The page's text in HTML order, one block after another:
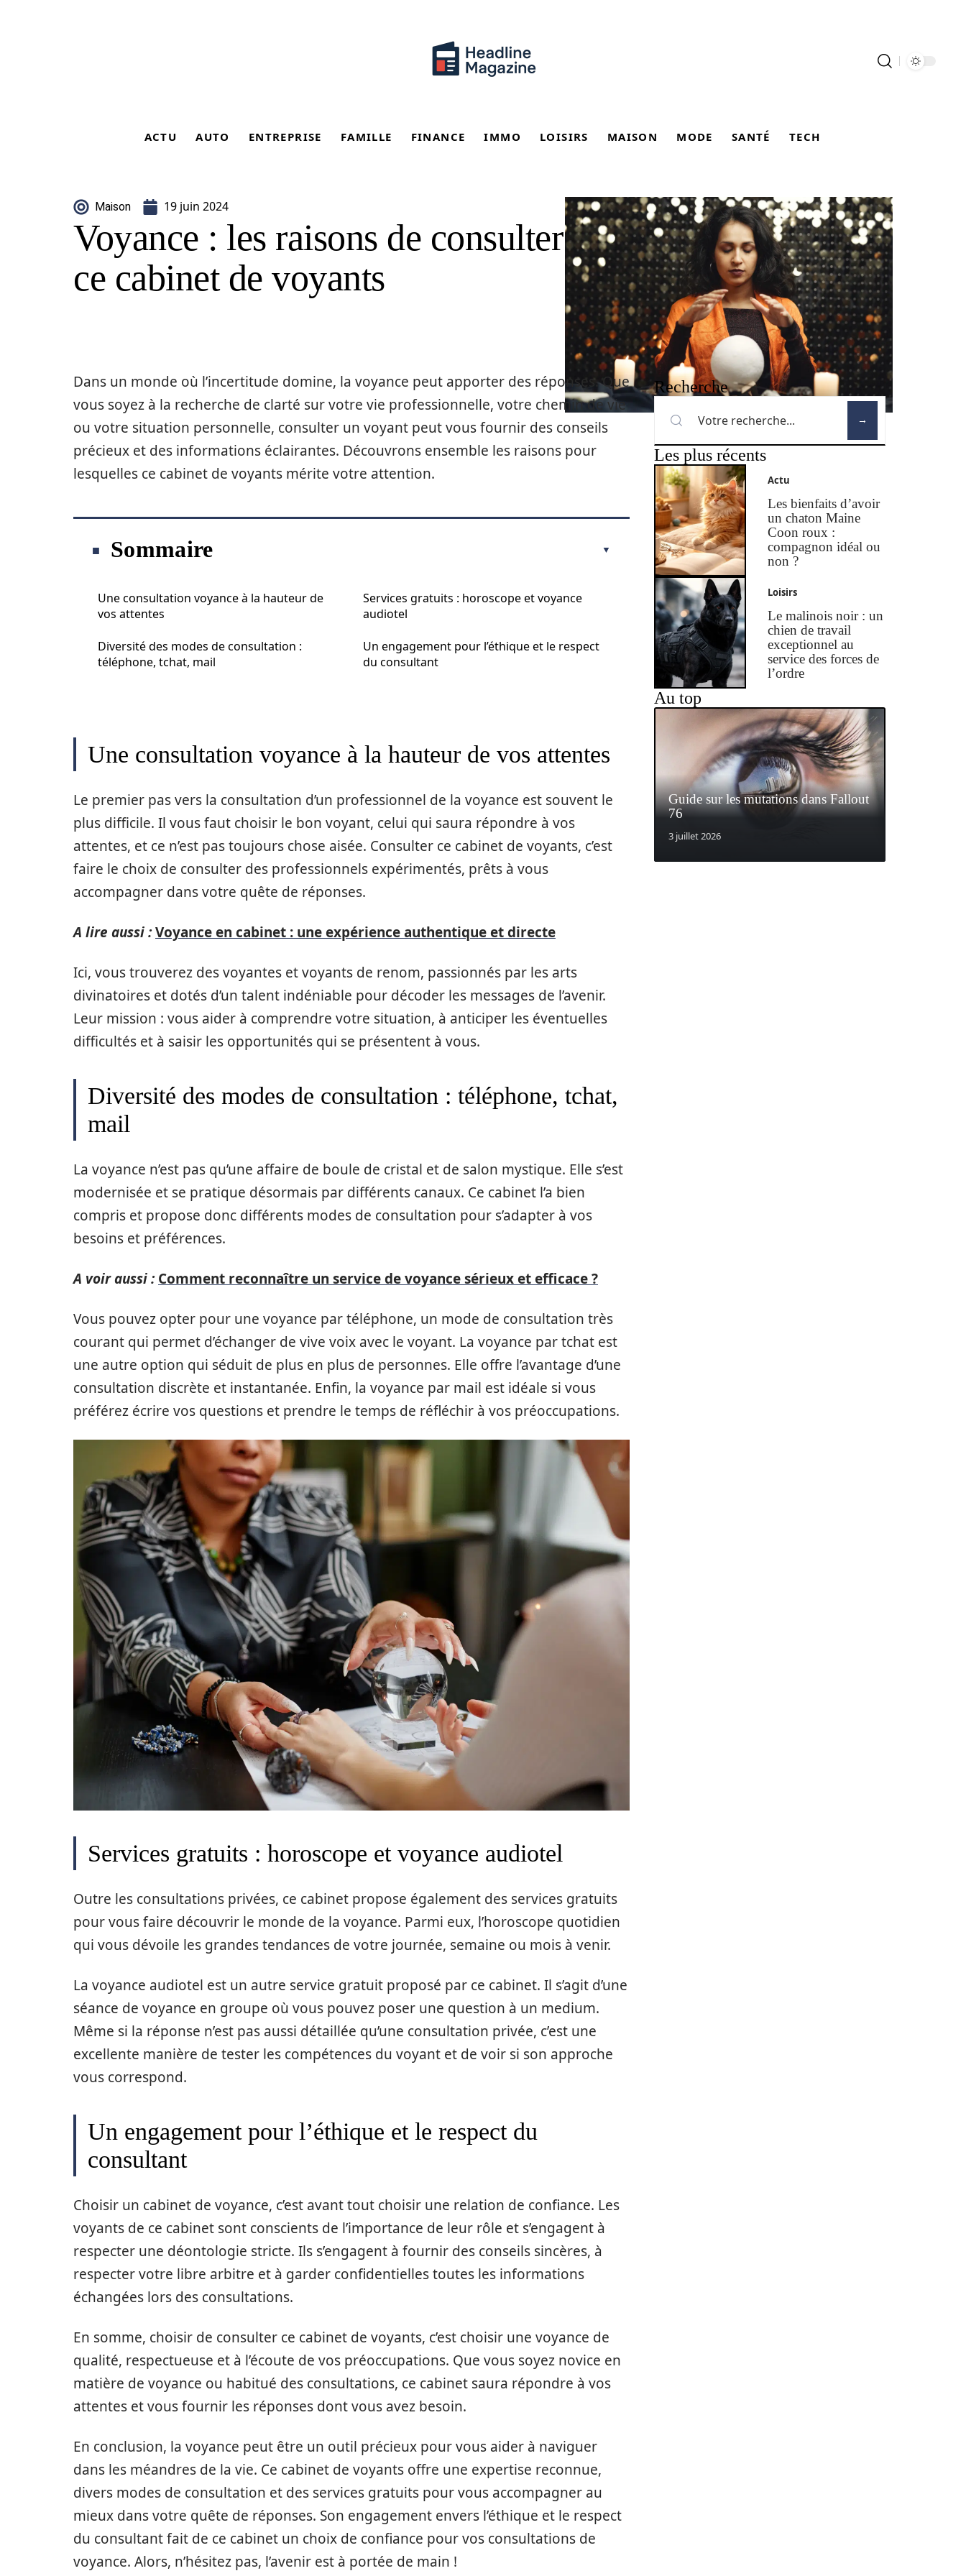
ACTU AUTO ENTREPRISE FAMILLE FINANCE IMMO LOISIRS MAISON MODE SANTÉ TECH
Maison 19 juin 2024
Voyance : les raisons de consulter
ce cabinet de voyants
Dans un monde où l’incertitude domine, la voyance peut apporter des réponses. Que
vous soyez à la recherche de clarté sur votre vie professionnelle, votre chemin de vie
ou votre situation personnelle, consulter un voyant peut vous fournir des conseils
précieux et des informations éclairantes. Découvrons ensemble les raisons pour
lesquelles ce cabinet de voyants mérite votre attention.
Sommaire
Une consultation voyance à la hauteur de
vos attentes
Diversité des modes de consultation :
téléphone, tchat, mail
Services gratuits : horoscope et voyance
audiotel
Un engagement pour l’éthique et le respect
du consultant
Une consultation voyance à la hauteur de vos attentes
Le premier pas vers la consultation d’un professionnel de la voyance est souvent le
plus difficile. Il vous faut choisir le bon voyant, celui qui saura répondre à vos
attentes, et ce n’est pas toujours chose aisée. Consulter ce cabinet de voyants, c’est
faire le choix de consulter des professionnels expérimentés, prêts à vous
accompagner dans votre quête de réponses.
A lire aussi :Voyance en cabinet : une expérience authentique et directe
Ici, vous trouverez des voyantes et voyants de renom, passionnés par les arts
divinatoires et dotés d’un talent indéniable pour décoder les messages de l’avenir.
Leur mission : vous aider à comprendre votre situation, à anticiper les éventuelles
difficultés et à saisir les opportunités qui se présentent à vous.
Diversité des modes de consultation : téléphone, tchat,
mail
La voyance n’est pas qu’une affaire de boule de cristal et de salon mystique. Elle s’est
modernisée et se pratique désormais par différents canaux. Ce cabinet l’a bien
compris et propose donc différents modes de consultation pour s’adapter à vos
besoins et préférences.
A voir aussi : Comment reconnaître un service de voyance sérieux et efficace ?
Vous pouvez opter pour une voyance par téléphone, un mode de consultation très
courant qui permet d’échanger de vive voix avec le voyant. La voyance par tchat est
une autre option qui séduit de plus en plus de personnes. Elle offre l’avantage d’une
consultation discrète et instantanée. Enfin, la voyance par mail est idéale si vous
préférez écrire vos questions et prendre le temps de réfléchir à vos préoccupations.
Services gratuits : horoscope et voyance audiotel
Outre les consultations privées, ce cabinet propose également des services gratuits
pour vous faire découvrir le monde de la voyance. Parmi eux, l’horoscope quotidien
qui vous dévoile les grandes tendances de votre journée, semaine ou mois à venir.
La voyance audiotel est un autre service gratuit proposé par ce cabinet. Il s’agit d’une
séance de voyance en groupe où vous pouvez poser une question à un medium.
Même si la réponse n’est pas aussi détaillée qu’une consultation privée, c’est une
excellente manière de tester les compétences du voyant et de voir si son approche
vous correspond.
Un engagement pour l’éthique et le respect du
consultant
Choisir un cabinet de voyance, c’est avant tout choisir une relation de confiance. Les
voyants de ce cabinet sont conscients de l’importance de leur rôle et s’engagent à
respecter une déontologie stricte. Ils s’engagent à fournir des conseils sincères, à
respecter votre libre arbitre et à garder confidentielles toutes les informations
échangées lors des consultations.
En somme, choisir de consulter ce cabinet de voyants, c’est choisir une voyance de
qualité, respectueuse et à l’écoute de vos préoccupations. Que vous soyez novice en
matière de voyance ou habitué des consultations, ce cabinet saura répondre à vos
attentes et vous fournir les réponses dont vous avez besoin.
En conclusion, la voyance peut être un outil précieux pour vous aider à naviguer
dans les méandres de la vie. Ce cabinet de voyants offre une expertise reconnue,
divers modes de consultation et des services gratuits pour vous accompagner au
mieux dans votre quête de réponses. Son engagement envers l’éthique et le respect
du consultant fait de ce cabinet un choix de confiance pour vos consultations de
voyance. Alors, n’hésitez pas, l’avenir est à portée de main !
Recherche
Les plus récents
Actu
Les bienfaits d’avoir
un chaton Maine
Coon roux :
compagnon idéal ou
non ?
Loisirs
Le malinois noir : un
chien de travail
exceptionnel au
service des forces de
l’ordre
Au top
Guide sur les mutations dans Fallout
76
3 juillet 2026